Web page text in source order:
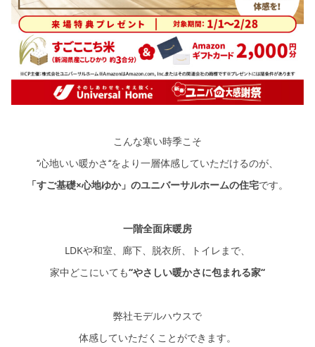
こんな寒い時季こそ
‘‘心地いい暖かさ‘‘をより一層体感していただけるのが、
「すご基礎×心地ゆか」のユニバーサルホームの住宅です。
一階全面床暖房
LDKや和室、廊下、脱衣所、トイレまで、
家中どこにいても‘‘やさしい暖かさに包まれる家‘‘
弊社モデルハウスで
体感していただくことができます。